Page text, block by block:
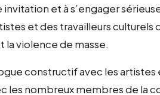
et à s’engager
et des travailleurs culturels
violence de masse.
constructif avec les artistes
les nombreux membres de la